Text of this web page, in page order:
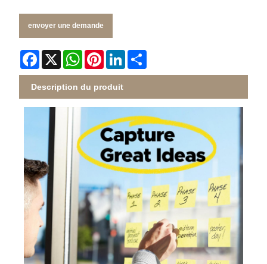
envoyer une demande
Facebook
X WhatsApp
PinterestLinkedIn
Description du produit